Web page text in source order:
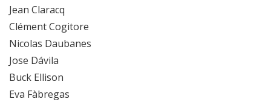
Jean Claracq
Clément Cogitore
Nicolas Daubanes
Jose Dávila
Buck Ellison
Eva Fàbregas